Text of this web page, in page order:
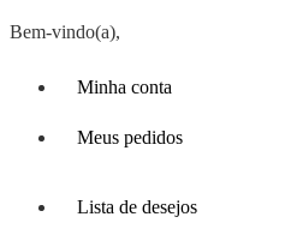
Bem-vindo(a),
Minha conta
Meus pedidos
Lista de desejos